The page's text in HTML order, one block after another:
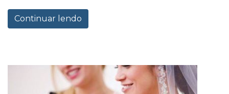
Continuar lendo